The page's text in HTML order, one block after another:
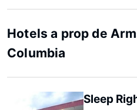
Hotels a prop de
Columbia
Sleep